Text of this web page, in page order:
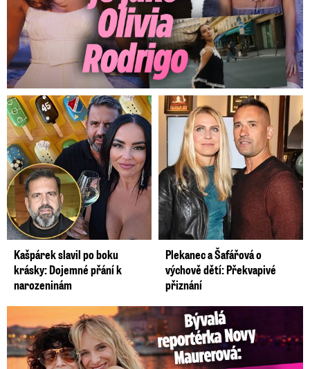
Kašpárek slavil po boku
krásky: Dojemné přání k
narozeninám
Plekanec a Šafářová o
výchově dětí: Překvapivé
přiznání
Bývalá reportérka Novy Maurerová: Neustálý boj o lásku s ...